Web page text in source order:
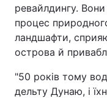
ревайлдингу.
процес
ландшафти,
острова й
"50 років тому
дельту Дунаю, і